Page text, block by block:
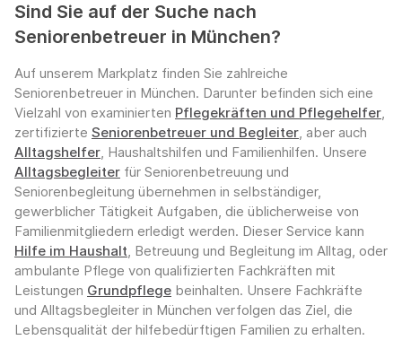
Sind Sie auf der Suche nach
Seniorenbetreuer in München?
Auf unserem Markplatz finden Sie zahlreiche
Seniorenbetreuer in München. Darunter befinden sich eine
Vielzahl von examinierten Pflegekräften und Pflegehelfer,
zertifizierte Seniorenbetreuer und Begleiter, aber auch
Alltagshelfer, Haushaltshilfen und Familienhilfen. Unsere
Alltagsbegleiter für Seniorenbetreuung und
Seniorenbegleitung übernehmen in selbständiger,
gewerblicher Tätigkeit Aufgaben, die üblicherweise von
Familienmitgliedern erledigt werden. Dieser Service kann
Hilfe im Haushalt, Betreuung und Begleitung im Alltag, oder
ambulante Pflege von qualifizierten Fachkräften mit
Leistungen Grundpflege beinhalten. Unsere Fachkräfte
und Alltagsbegleiter in München verfolgen das Ziel, die
Lebensqualität der hilfebedürftigen Familien zu erhalten.